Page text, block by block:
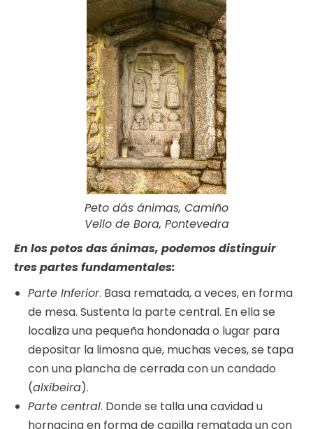
Peto dás ánimas, Camiño
Vello de Bora, Pontevedra
En los petos das ánimas, podemos distinguir
tres partes fundamentales:
Parte Inferior. Basa rematada, a veces, en forma
de mesa. Sustenta la parte central. En ella se
localiza una pequeña hondonada o lugar para
depositar la limosna que, muchas veces, se tapa
con una plancha de cerrada con un candado
(alxibeira).
Parte central. Donde se talla una cavidad u
hornacina en forma de capilla rematada un con